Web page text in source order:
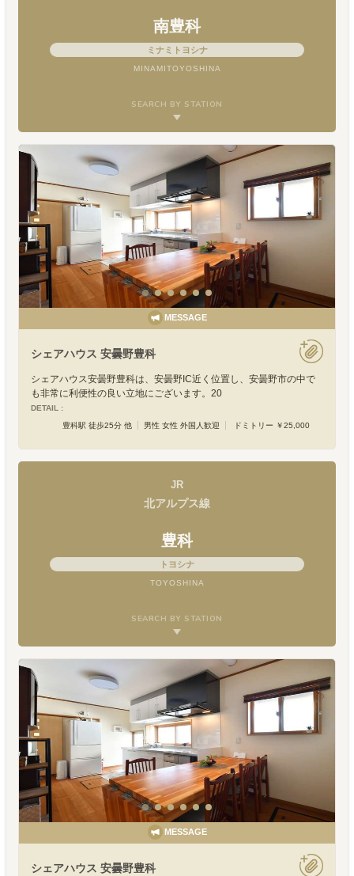
南豊科
ミナミトヨシナ
MINAMITOYOSHINA
SEARCH BY STATION
MESSAGE
シェアハウス 安曇野豊科
シェアハウス安曇野豊科は、安曇野IC近く位置し、安曇野市の中で
も非常に利便性の良い立地にございます。20
DETAIL :
豊科駅 徒歩25分 他
男性 女性 外国人歓迎 ドミトリー ￥25,000
JR
北アルプス線
豊科
トヨシナ
TOYOSHINA
SEARCH BY STATION
MESSAGE
シェアハウス 安曇野豊科